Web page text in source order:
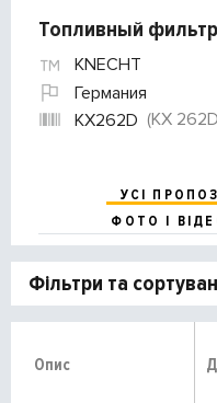
Топливный фильтр
KNECHT
Германия
KX262D (KX
УСІ
ФОТО І
Фільтри та
Опис